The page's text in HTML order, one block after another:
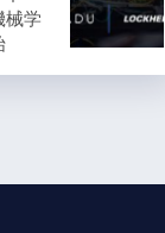
械学